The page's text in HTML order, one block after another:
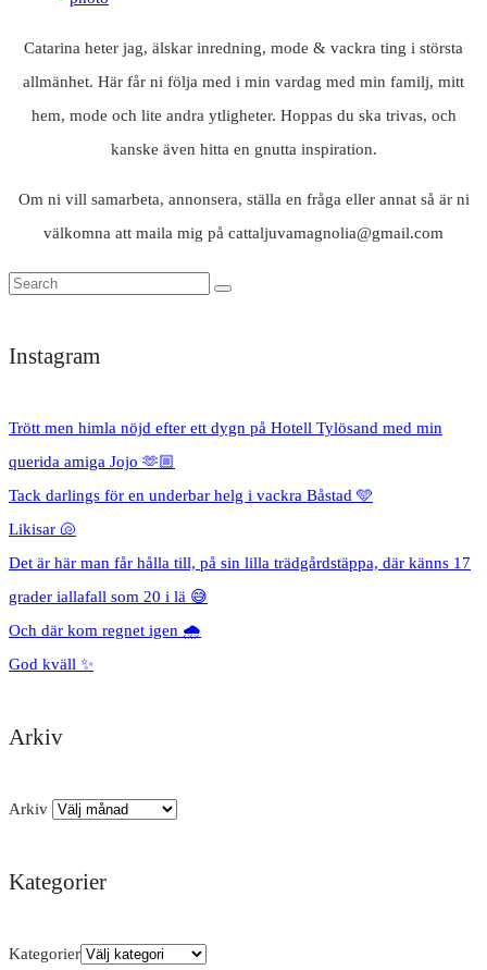
Catarina heter jag, älskar inredning, mode & vackra ting i största
allmänhet. Här får ni följa med i min vardag med min familj, mitt
hem, mode och lite andra ytligheter. Hoppas du ska trivas, och
kanske även hitta en gnutta inspiration.
Om ni vill samarbeta, annonsera, ställa en fråga eller annat så är ni
välkomna att maila mig på cattaljuvamagnolia@gmail.com
Instagram
Trött men himla nöjd efter ett dygn på Hotell Tylösand med min
querida amiga Jojo 🫶🏼
Tack darlings för en underbar helg i vackra Båstad 🩵
Likisar 🐚
Det är här man får hålla till, på sin lilla trädgårdstäppa, där känns 17
grader iallafall som 20 i lä 😅
Och där kom regnet igen 🌧️
God kväll ✨
Arkiv
Arkiv
Kategorier
Kategorier